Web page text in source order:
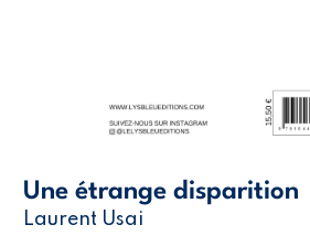
Une étrange disparition
Laurent Usai